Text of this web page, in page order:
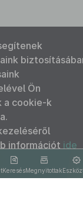
KeresésMegnyitottak
Ön
a cookie-k
információt ide